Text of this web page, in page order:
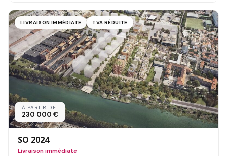
LIVRAISON IMMÉDIATE TVA RÉDUITE
À PARTIR DE
230 000 €
SO 2024
Livraison immédiate